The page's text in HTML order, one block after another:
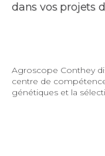
dans vos projets
Agroscope Conthey
centre de
génétiques et la